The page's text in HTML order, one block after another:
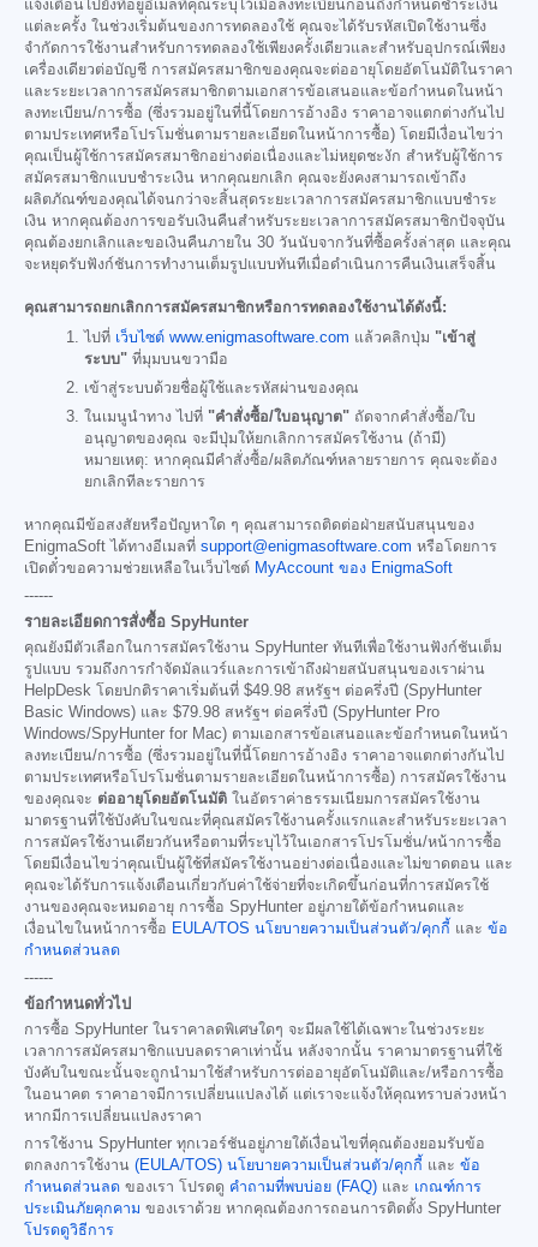
แจ้งเตือนไปยังที่อยู่อีเมลที่คุณระบุไว้เมื่อลงทะเบียนก่อนถึงกำหนดชำระเงิน
แต่ละครั้ง ในช่วงเริ่มต้นของการทดลองใช้ คุณจะได้รับรหัสเปิดใช้งานซึ่ง
จำกัดการใช้งานสำหรับการทดลองใช้เพียงครั้งเดียวและสำหรับอุปกรณ์เพียง
เครื่องเดียวต่อบัญชี การสมัครสมาชิกของคุณจะต่ออายุโดยอัตโนมัติในราคา
และระยะเวลาการสมัครสมาชิกตามเอกสารข้อเสนอและข้อกำหนดในหน้า
ลงทะเบียน/การซื้อ (ซึ่งรวมอยู่ในที่นี้โดยการอ้างอิง ราคาอาจแตกต่างกันไป
ตามประเทศหรือโปรโมชั่นตามรายละเอียดในหน้าการซื้อ) โดยมีเงื่อนไขว่า
คุณเป็นผู้ใช้การสมัครสมาชิกอย่างต่อเนื่องและไม่หยุดชะงัก สำหรับผู้ใช้การ
สมัครสมาชิกแบบชำระเงิน หากคุณยกเลิก คุณจะยังคงสามารถเข้าถึง
ผลิตภัณฑ์ของคุณได้จนกว่าจะสิ้นสุดระยะเวลาการสมัครสมาชิกแบบชำระ
เงิน หากคุณต้องการขอรับเงินคืนสำหรับระยะเวลาการสมัครสมาชิกปัจจุบัน
คุณต้องยกเลิกและขอเงินคืนภายใน 30 วันนับจากวันที่ซื้อครั้งล่าสุด และคุณ
จะหยุดรับฟังก์ชันการทำงานเต็มรูปแบบทันทีเมื่อดำเนินการคืนเงินเสร็จสิ้น
คุณสามารถยกเลิกการสมัครสมาชิกหรือการทดลองใช้งานได้ดังนี้:
ไปที่ เว็บไซต์ www.enigmasoftware.com แล้วคลิกปุ่ม "เข้าสู่
ระบบ" ที่มุมบนขวามือ
เข้าสู่ระบบด้วยชื่อผู้ใช้และรหัสผ่านของคุณ
ในเมนูนำทาง ไปที่ "คำสั่งซื้อ/ใบอนุญาต" ถัดจากคำสั่งซื้อ/ใบ
อนุญาตของคุณ จะมีปุ่มให้ยกเลิกการสมัครใช้งาน (ถ้ามี)
หมายเหตุ: หากคุณมีคำสั่งซื้อ/ผลิตภัณฑ์หลายรายการ คุณจะต้อง
ยกเลิกทีละรายการ
หากคุณมีข้อสงสัยหรือปัญหาใด ๆ คุณสามารถติดต่อฝ่ายสนับสนุนของ
EnigmaSoft ได้ทางอีเมลที่ support@enigmasoftware.com หรือโดยการ
เปิดตั๋วขอความช่วยเหลือในเว็บไซต์ MyAccount ของ EnigmaSoft
------
รายละเอียดการสั่งซื้อ SpyHunter
คุณยังมีตัวเลือกในการสมัครใช้งาน SpyHunter ทันทีเพื่อใช้งานฟังก์ชันเต็ม
รูปแบบ รวมถึงการกำจัดมัลแวร์และการเข้าถึงฝ่ายสนับสนุนของเราผ่าน
HelpDesk โดยปกติราคาเริ่มต้นที่ $49.98 สหรัฐฯ ต่อครึ่งปี (SpyHunter
Basic Windows) และ $79.98 สหรัฐฯ ต่อครึ่งปี (SpyHunter Pro
Windows/SpyHunter for Mac) ตามเอกสารข้อเสนอและข้อกำหนดในหน้า
ลงทะเบียน/การซื้อ (ซึ่งรวมอยู่ในที่นี้โดยการอ้างอิง ราคาอาจแตกต่างกันไป
ตามประเทศหรือโปรโมชั่นตามรายละเอียดในหน้าการซื้อ) การสมัครใช้งาน
ของคุณจะ ต่ออายุโดยอัตโนมัติ ในอัตราค่าธรรมเนียมการสมัครใช้งาน
มาตรฐานที่ใช้บังคับในขณะที่คุณสมัครใช้งานครั้งแรกและสำหรับระยะเวลา
การสมัครใช้งานเดียวกันหรือตามที่ระบุไว้ในเอกสารโปรโมชั่น/หน้าการซื้อ
โดยมีเงื่อนไขว่าคุณเป็นผู้ใช้ที่สมัครใช้งานอย่างต่อเนื่องและไม่ขาดตอน และ
คุณจะได้รับการแจ้งเตือนเกี่ยวกับค่าใช้จ่ายที่จะเกิดขึ้นก่อนที่การสมัครใช้
งานของคุณจะหมดอายุ การซื้อ SpyHunter อยู่ภายใต้ข้อกำหนดและ
เงื่อนไขในหน้าการซื้อ EULA/TOS นโยบายความเป็นส่วนตัว/คุกกี้ และ ข้อ
กำหนดส่วนลด
------
ข้อกำหนดทั่วไป
การซื้อ SpyHunter ในราคาลดพิเศษใดๆ จะมีผลใช้ได้เฉพาะในช่วงระยะ
เวลาการสมัครสมาชิกแบบลดราคาเท่านั้น หลังจากนั้น ราคามาตรฐานที่ใช้
บังคับในขณะนั้นจะถูกนำมาใช้สำหรับการต่ออายุอัตโนมัติและ/หรือการซื้อ
ในอนาคต ราคาอาจมีการเปลี่ยนแปลงได้ แต่เราจะแจ้งให้คุณทราบล่วงหน้า
หากมีการเปลี่ยนแปลงราคา
การใช้งาน SpyHunter ทุกเวอร์ชันอยู่ภายใต้เงื่อนไขที่คุณต้องยอมรับข้อ
ตกลงการใช้งาน (EULA/TOS) นโยบายความเป็นส่วนตัว/คุกกี้ และ ข้อ
กำหนดส่วนลด ของเรา โปรดดู คำถามที่พบบ่อย (FAQ) และ เกณฑ์การ
ประเมินภัยคุกคาม ของเราด้วย หากคุณต้องการถอนการติดตั้ง SpyHunter
โปรดดูวิธีการ